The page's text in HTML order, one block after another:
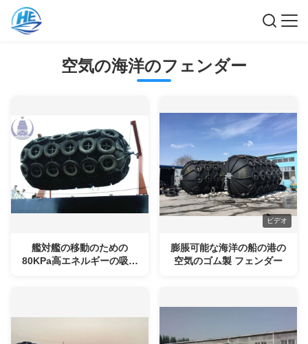
空気の海洋のフェンダー
艦対艦の移動のための
80KPa高エネルギーの吸収
ビデオ
膨脹可能な海洋の船の港の
空気のゴム製 フェンダー